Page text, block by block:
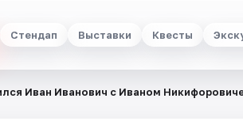
Стендап Выставки Квесты
Иван Иванович с Иваном